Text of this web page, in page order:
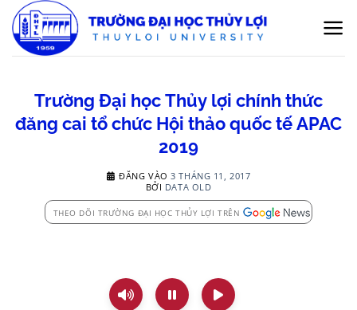
qua
nội
Trường Đại học Thủy lợi chính thức
đăng cai tổ chức Hội thảo quốc tế APAC
2019
ĐĂNG VÀO3 THÁNG 11, 2017
BỞI DATA OLD
THEO DÕI TRƯỜNG ĐẠI HỌC THỦY LỢI TRÊN